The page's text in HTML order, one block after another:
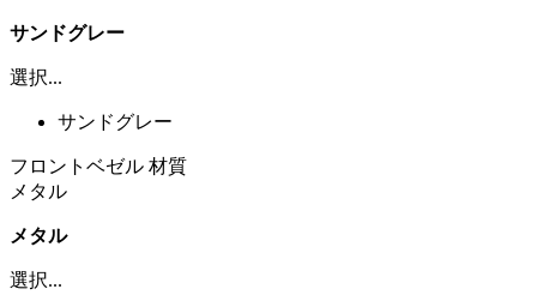
サンドグレー
選択...
サンドグレー
フロントベゼル 材質
メタル
メタル
選択...